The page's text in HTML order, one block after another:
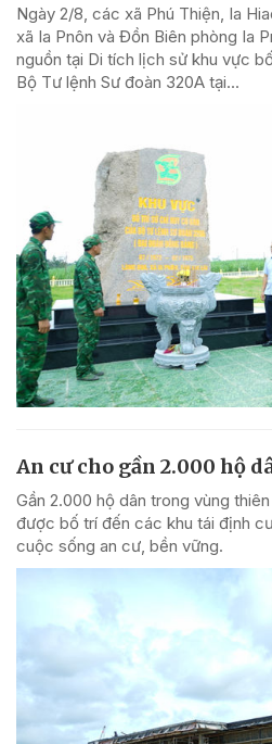
Ngày 2/8, các xã Phú Thiện, Ia
xã Ia Pnôn và Đồn Biên phòng Ia
nguồn tại Di tích lịch sử khu vực
Bộ Tư lệnh Sư đoàn 320A tại...
An cư cho gần 2.000 hộ
Gần 2.000 hộ dân trong vùng
được bố trí đến các khu tái định
cuộc sống an cư, bền vững.